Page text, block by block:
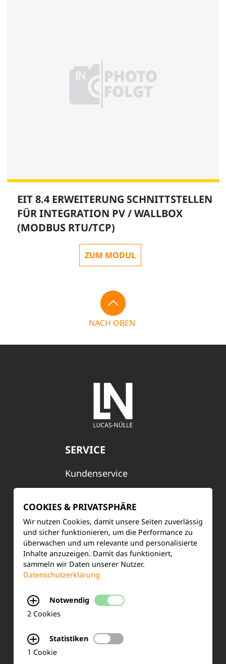
EIT 8.4 ERWEITERUNG SCHNITTSTELLEN
FÜR INTEGRATION PV / WALLBOX
(MODBUS RTU/TCP)
ZUM MODUL
NACH OBEN
SERVICE
Kundenservice
Training & Schulung
Ihre Meinung
FAQ
KONTAKT
COOKIES & PRIVATSPHÄRE
Wir nutzen Cookies, damit unsere Seiten zuverlässig
und sicher funktionieren, um die Performance zu
überwachen und um relevante und personalisierte
Inhalte anzuzeigen. Damit das funktioniert,
sammeln wir Daten unserer Nutzer.
Datenschutzerklärung
Notwendig
2 Cookies
Statistiken
1 Cookie